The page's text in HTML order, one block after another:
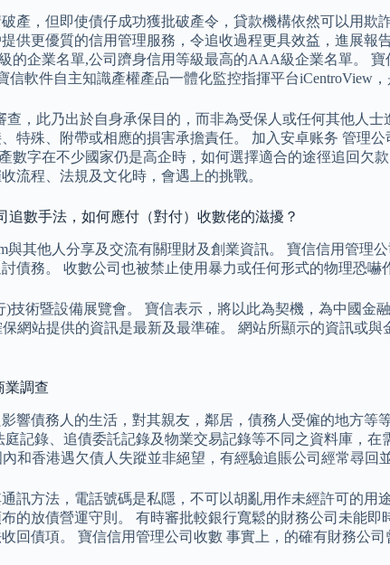
產，但即使債仔成功獲批破產令，貸款機構依然可以用
供更優質的信用管理服務，令追收過程更具效益，進展
的企業名單,公司躋身信用等級最高的AAA級企業名單。
軟件自主知識產權產品一體化監控指揮平台iCentroView
查，此乃出於自身承保目的，而非為受保人或任何其他人
特殊、附帶或相應的損害承擔責任。 加入安卓账务 管理
數字在不少國家仍是高企時，如何選擇適合的途徑追回
流程、法規及文化時，會遇上的挑戰。
數手法，如何應付（對付）收數佬的滋擾？
與其他人分享及交流有關理財及創業資訊。 寶信信用管
債務。 收數公司也被禁止使用暴力或任何形式的物理恐嚇
)技術暨設備展覽會。 寶信表示，將以此為契機，為中國
網站提供的資訊是最新及最準確。 網站所顯示的資訊或
業調查
響債務人的生活，對其親友，鄰居，債務人受僱的地方
記錄、追債委託記錄及物業交易記錄等不同之資料庫，
和香港遇欠債人失蹤並非絕望，有經驗追賬公司經常尋回
訊方法，電話號碼是私隱，不可以胡亂用作未經許可的
的放債營運守則。 有時審批較銀行寬鬆的財務公司未能
回債項。 寶信信用管理公司收數 事實上，的確有財務公